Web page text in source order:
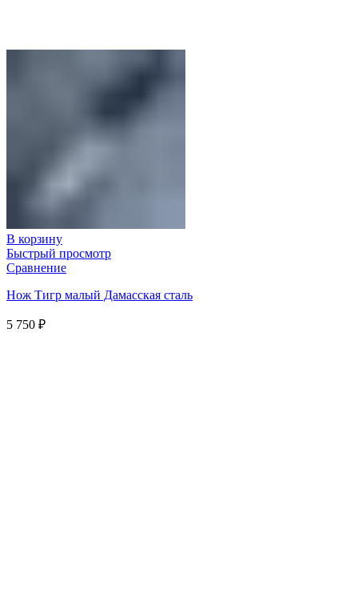
В корзину
Быстрый просмотр
Сравнение
Нож Тигр малый Дамасская сталь
5 750 ₽